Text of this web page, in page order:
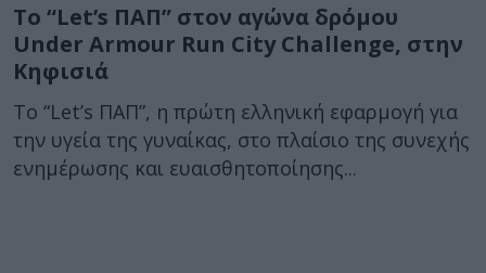
Το “Let’s ΠΑΠ” στον αγώνα δρόμου
Under Armour Run City Challenge, στην
Κηφισιά
Το “Let’s ΠΑΠ”, η πρώτη ελληνική εφαρμογή για
την υγεία της γυναίκας, στο πλαίσιο της συνεχής
ενημέρωσης και ευαισθητοποίησης...